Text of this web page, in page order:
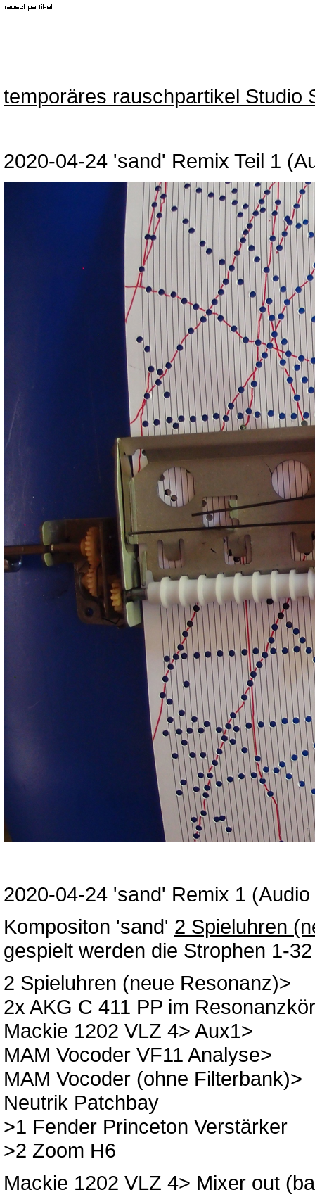
temporäres rauschpartikel Studio
2020-04-24 'sand' Remix Teil 1
2020-04-24 'sand' Remix 1
Kompositon 'sand' 2 Spieluhren
gespielt werden die Strophen 1-
2 Spieluhren (neue Resonanz)>
2x AKG C 411 PP im
Mackie 1202 VLZ 4> Aux1>
MAM Vocoder VF11 Analyse>
MAM Vocoder (ohne Filterbank)>
Neutrik Patchbay
>1 Fender Princeton Verstärker
>2 Zoom H6
Mackie 1202 VLZ 4> Mixer out